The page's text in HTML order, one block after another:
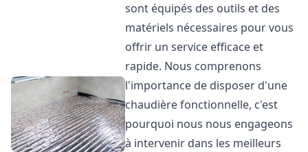
sont équipés des outils et des
matériels nécessaires pour vous
offrir un service efficace et
rapide. Nous comprenons
l'importance de disposer d'une
chaudière fonctionnelle, c'est
pourquoi nous nous engageons
à intervenir dans les meilleurs